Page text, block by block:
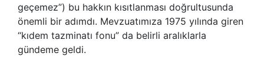
geçemez”) bu hakkın kısıtlanması doğrultusunda
önemli bir adımdı. Mevzuatımıza 1975 yılında giren
“kıdem tazminatı fonu” da belirli aralıklarla
gündeme geldi.